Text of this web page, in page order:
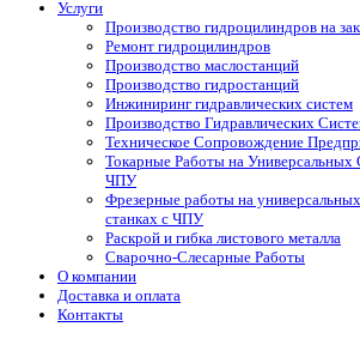
Услуги
Производство гидроцилиндров на
Ремонт гидроцилиндров
Производство маслостанций
Производство гидростанций
Инжиниринг гидравлических систем
Производство Гидравлических
Техническое Сопровождение
Токарные Работы на Универсальных
ЧПУ
Фрезерные работы на
станках с ЧПУ
Раскрой и гибка листового металла
Сварочно-Слесарные Работы
О компании
Доставка и оплата
Контакты